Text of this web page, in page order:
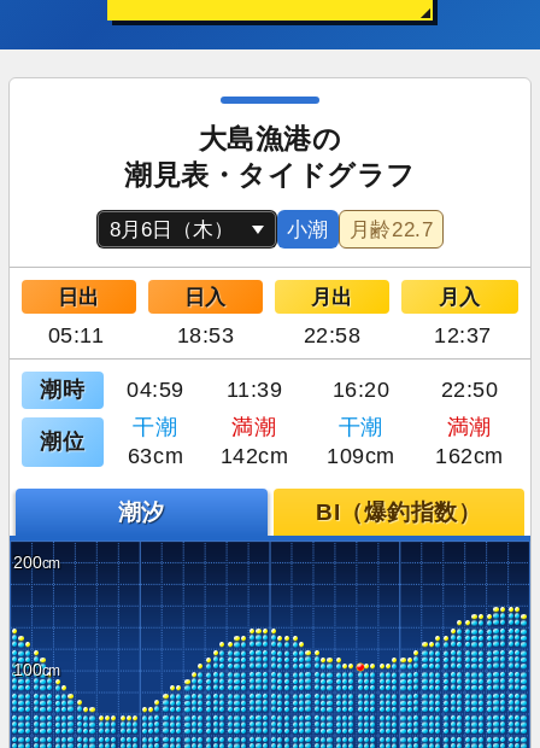
大島漁港の
潮見表・タイドグラフ
小潮 月齢22.7
日出 日入 月出 月入
05:11 18:53 22:58 12:37
潮時 04:59 11:39 16:20 22:50
潮位
干潮 満潮 干潮
満潮
63cm
142cm 109cm 162cm
潮汐 BI（爆釣指数）
200
100